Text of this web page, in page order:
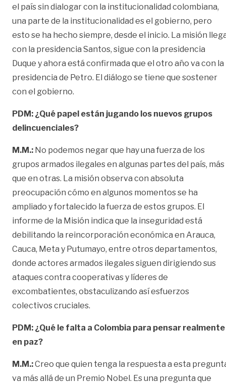
el país sin dialogar con la institucionalidad colombiana,
una parte de la institucionalidad es el gobierno, pero
esto se ha hecho siempre, desde el inicio. La misión
con la presidencia Santos, sigue con la presidencia
Duque y ahora está confirmada que el otro año va con la
presidencia de Petro. El diálogo se tiene que sostener
con el gobierno.
PDM: ¿Qué papel están jugando los nuevos grupos
delincuenciales?
M.M.: No podemos negar que hay una fuerza de los
grupos armados ilegales en algunas partes del país, más
que en otras. La misión observa con absoluta
preocupación cómo en algunos momentos se ha
ampliado y fortalecido la fuerza de estos grupos. El
informe de la Misión indica que la inseguridad está
debilitando la reincorporación económica en Arauca,
Cauca, Meta y Putumayo, entre otros departamentos,
donde actores armados ilegales siguen dirigiendo sus
ataques contra cooperativas y líderes de
excombatientes, obstaculizando así esfuerzos
colectivos cruciales.
PDM: ¿Qué le falta a Colombia para pensar realmente
en paz?
M.M.:Creo que quien tenga la respuesta a esta
va más allá de un Premio Nobel. Es una pregunta que